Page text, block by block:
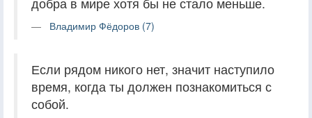
Владимир Фёдоров (7)
Если рядом никого нет, значит наступило
время, когда ты должен познакомиться с
собой.